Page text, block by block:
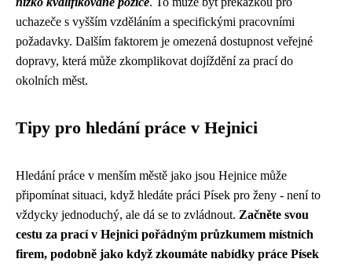
uchazeče s vyšším vzděláním a specifickými pracovními
požadavky. Dalším faktorem je omezená dostupnost veřejné
dopravy, která může zkomplikovat dojíždění za prací do
okolních měst.
Tipy pro hledání práce v Hejnici
Hledání práce v menším městě jako jsou Hejnice může
připomínat situaci, když hledáte práci Písek pro ženy - není to
vždycky jednoduchý, ale dá se to zvládnout. Začněte svou
cestu za prací v Hejnici pořádným průzkumem místních
firem, podobně jako když zkoumáte nabídky práce Písek